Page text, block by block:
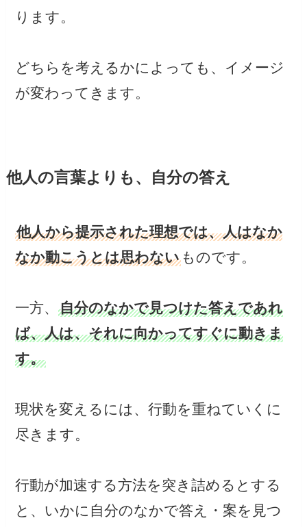
ります。
どちらを考えるかによっても、イメージ
が変わってきます。
他人の言葉よりも、自分の答え
他人から提示された理想では、人はなか
なか動こうとは思わない ものです。
一方、自分のなかで見つけた答えであれ
ば、人は、それに向かってすぐに動きま
す。
現状を変えるには、行動を重ねていくに
尽きます。
行動が加速する方法を突き詰めるとする
と、いかに自分のなかで答え・案を見つ